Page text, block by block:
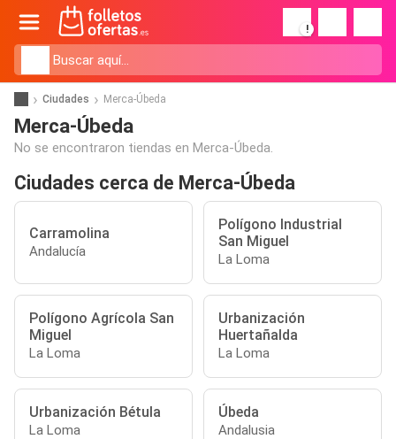
!
Ciudades Merca-Úbeda
Merca-Úbeda
No se encontraron tiendas en Merca-Úbeda.
Ciudades cerca de Merca-Úbeda
Carramolina
Andalucía
Polígono Industrial
San Miguel
La Loma
Polígono Agrícola San
Miguel
La Loma
Urbanización
Huertañalda
La Loma
Urbanización Bétula
La Loma
Úbeda
Andalusia